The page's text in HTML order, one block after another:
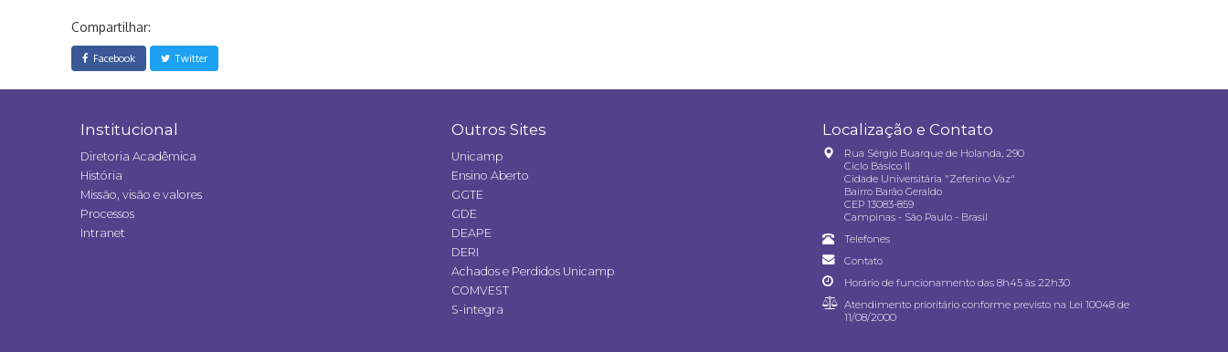
Compartilhar:
Facebook Twitter
Institucional
Diretoria Acadêmica
História
Missão, visão e valores
Processos
Intranet
Outros Sites
Unicamp
Ensino Aberto
GGTE
GDE
DEAPE
DERI
Achados e Perdidos Unicamp
COMVEST
S-integra
Localização e Contato
Rua Sérgio Buarque de Holanda, 290
Ciclo Básico II
Cidade Universitária "Zeferino Vaz"
Bairro Barão Geraldo
CEP 13083-859
Campinas - São Paulo - Brasil
Telefones
Contato
Horário de funcionamento das 8h45 às 22h30
Atendimento prioritário conforme previsto na Lei 10048 de
11/08/2000